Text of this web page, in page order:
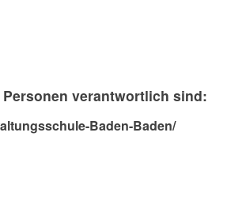
verantwortlich sind:
Baden-Baden/